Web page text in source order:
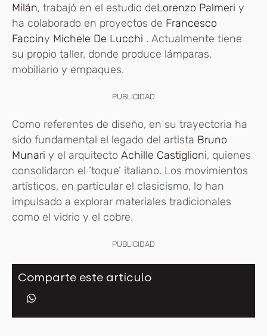
Milán, trabajó en el estudio deLorenzo Palmeri y
ha colaborado en proyectos de Francesco
Facciny Michele De Lucchi . Actualmente tiene
su propio taller, donde produce lámparas,
mobiliario y empaques.
PUBLICIDAD
Como referentes de diseño, en su trayectoria ha
sido fundamental el legado del artista Bruno
Munari y el arquitecto Achille Castiglioni, quienes
consolidaron el ‘toque’ italiano. Los movimientos
artísticos, en particular el clasicismo, lo han
impulsado a explorar materiales tradicionales
como el vidrio y el cobre.
PUBLICIDAD
Comparte este artículo